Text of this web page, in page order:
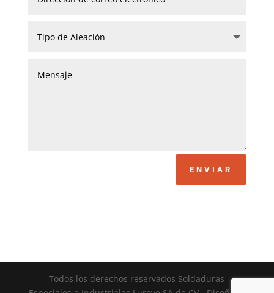
ENVIAR
Todos los derechos reservados Soldaduras